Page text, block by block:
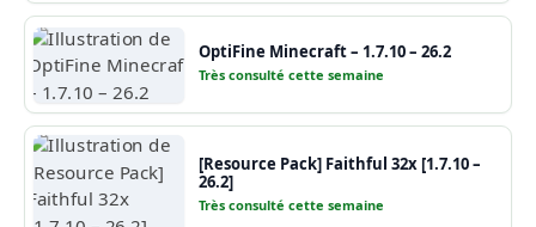
OptiFine Minecraft – 1.7.10 – 26.2
Très consulté cette semaine
[Resource Pack] Faithful 32x [1.7.10 –
26.2]
Très consulté cette semaine